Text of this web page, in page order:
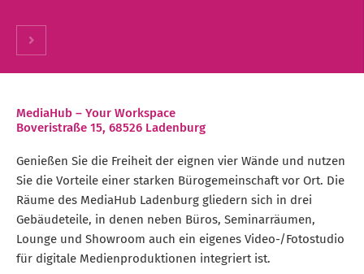
MediaHub – Your Workspace
Boveristraße 15, 68526 Ladenburg
Genießen Sie die Freiheit der eignen vier Wände und nutzen
Sie die Vorteile einer starken Bürogemeinschaft vor Ort. Die
Räume des MediaHub Ladenburg gliedern sich in drei
Gebäudeteile, in denen neben Büros, Seminarräumen,
Lounge und Showroom auch ein eigenes Video-/Fotostudio
für digitale Medienproduktionen integriert ist.